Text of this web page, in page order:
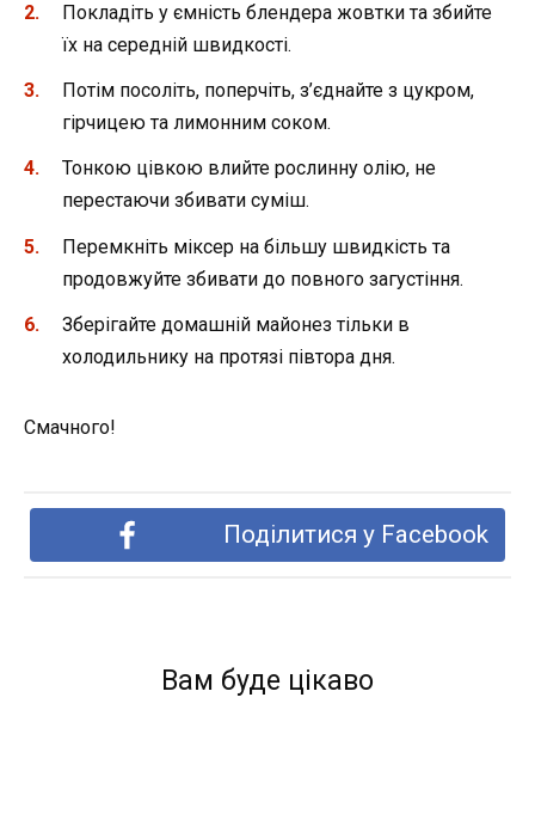
Покладіть у ємність блендера жовтки та збийте
їх на середній швидкості.
Потім посоліть, поперчіть, з’єднайте з цукром,
гірчицею та лимонним соком.
Тонкою цівкою влийте рослинну олію, не
перестаючи збивати суміш.
Перемкніть міксер на більшу швидкість та
продовжуйте збивати до повного загустіння.
Зберігайте домашній майонез тільки в
холодильнику на протязі півтора дня.
Смачного!
Поділитися у Facebook
Вам буде цікаво